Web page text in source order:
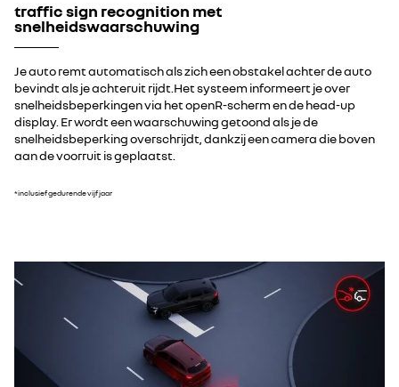
traffic sign recognition met
snelheidswaarschuwing
Je auto remt automatisch als zich een obstakel achter de auto
bevindt als je achteruit rijdt.Het systeem informeert je over
snelheidsbeperkingen via het openR-scherm en de head-up
display. Er wordt een waarschuwing getoond als je de
snelheidsbeperking overschrijdt, dankzij een camera die boven
aan de voorruit is geplaatst.
*inclusief gedurende vijf jaar